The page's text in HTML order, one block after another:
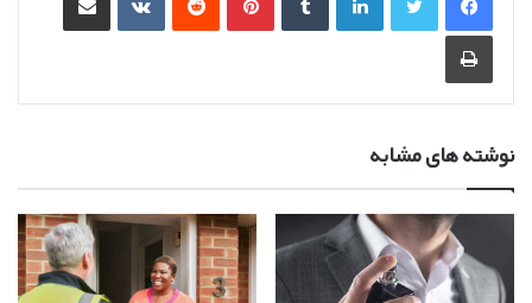
چاپ
نوشته های مشابه